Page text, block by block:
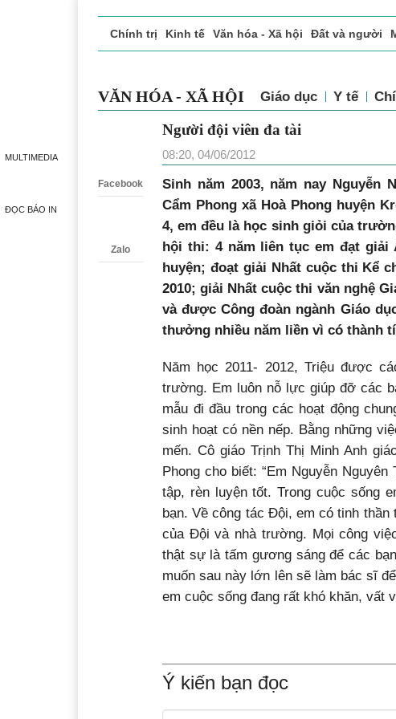
MULTIMEDIA
ĐỌC BÁO IN
Chính trị Kinh tế Văn hóa - Xã hội Đất và người
VĂN HÓA - XÃ HỘI Giáo dục Y tế
Facebook
Zalo
Người đội viên đa tài
08:20, 04/06/2012
Sinh năm 2003, năm nay Nguyễn
Cẩm Phong xã Hoà Phong huyện
4, em đều là học sinh giỏi của
hội thi: 4 năm liên tục em đạt giải
huyện; đoạt giải Nhất cuộc thi Kể
2010; giải Nhất cuộc thi văn nghệ
và được Công đoàn ngành Giáo
thưởng nhiều năm liền vì có thành
Năm học 2011- 2012, Triệu được
trường. Em luôn nỗ lực giúp đỡ các
mẫu đi đầu trong các hoạt động
sinh hoạt có nền nếp. Bằng những
mến. Cô giáo Trịnh Thị Minh Anh
Phong cho biết: “Em Nguyễn
tập, rèn luyện tốt. Trong cuộc sống
bạn. Về công tác Đội, em có tinh
của Đội và nhà trường. Mọi công
thật sự là tấm gương sáng để các
muốn sau này lớn lên sẽ làm bác sĩ
em cuộc sống đang rất khó khăn, vất
Ý kiến bạn đọc